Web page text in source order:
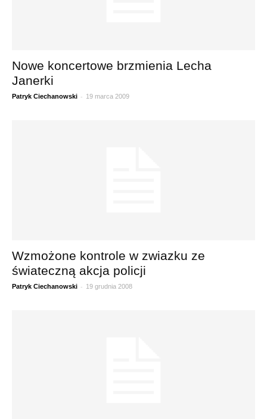
Nowe koncertowe brzmienia Lecha
Janerki
Patryk Ciechanowski - 19 marca 2009
Wzmożone kontrole w zwiazku ze
świateczną akcja policji
Patryk Ciechanowski - 19 grudnia 2008